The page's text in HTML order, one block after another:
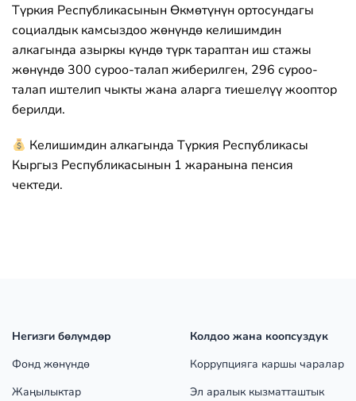
Түркия Республикасынын Өкмөтүнүн ортосундагы
социалдык камсыздоо жөнүндө келишимдин
алкагында азыркы күндө түрк тараптан иш стажы
жөнүндө 300 суроо-талап жиберилген, 296 суроо-
талап иштелип чыкты жана аларга тиешелүү жооптор
берилди.
Келишимдин алкагында Түркия Республикасы
Кыргыз Республикасынын 1 жаранына пенсия
чектеди.
Негизги бөлүмдөр
Фонд жөнүндө
Жаңылыктар
Колдоо жана коопсуздук
Коррупцияга каршы чаралар
Эл аралык кызматташтык